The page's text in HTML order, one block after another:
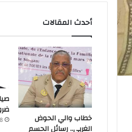
أحدث المقالات
خطاب والي الحوض
الغربي.. رسائل الحسم
28